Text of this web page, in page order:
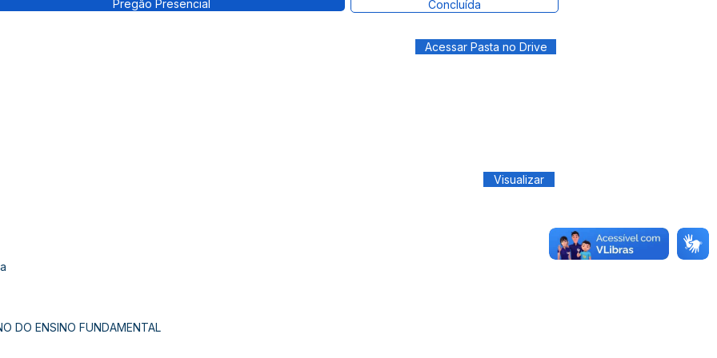
Pregão Presencial Concluída
Acessar Pasta no Drive
Visualizar
DO ENSINO FUNDAMENTAL